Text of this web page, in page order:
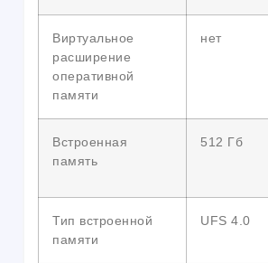
Виртуальное
расширение
оперативной
памяти
нет
Встроенная
память
512 Гб
Тип встроенной
памяти
UFS 4.0